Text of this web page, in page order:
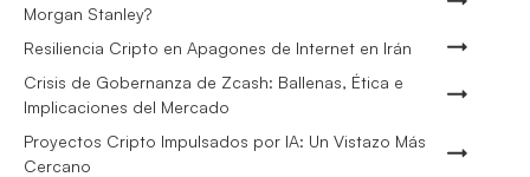
Morgan Stanley?
Resiliencia Cripto en Apagones de Internet en Irán
Crisis de Gobernanza de Zcash: Ballenas, Ética e
Implicaciones del Mercado
Proyectos Cripto Impulsados por IA: Un Vistazo Más
Cercano